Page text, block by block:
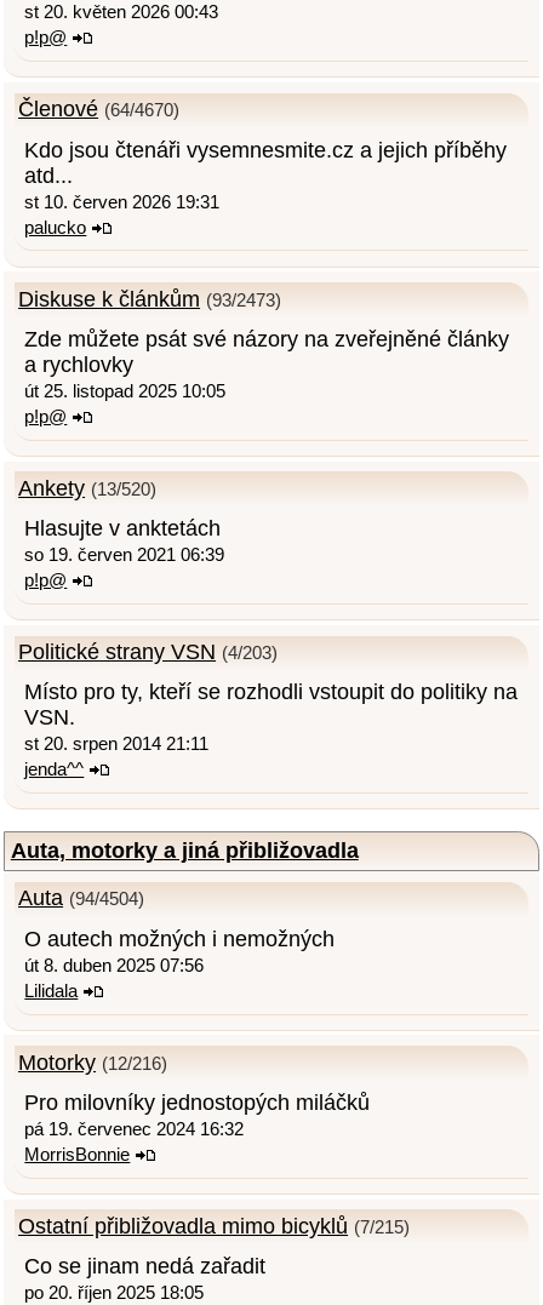
st 20. květen 2026 00:43
p!p@
Členové (64/4670)
Kdo jsou čtenáři vysemnesmite.cz a jejich příběhy
atd...
st 10. červen 2026 19:31
palucko
Diskuse k článkům (93/2473)
Zde můžete psát své názory na zveřejněné články
a rychlovky
út 25. listopad 2025 10:05
p!p@
Ankety (13/520)
Hlasujte v anktetách
so 19. červen 2021 06:39
p!p@
Politické strany VSN (4/203)
Místo pro ty, kteří se rozhodli vstoupit do politiky na
VSN.
st 20. srpen 2014 21:11
jenda^^
Auta, motorky a jiná přibližovadla
Auta (94/4504)
O autech možných i nemožných
út 8. duben 2025 07:56
Lilidala
Motorky (12/216)
Pro milovníky jednostopých miláčků
pá 19. červenec 2024 16:32
MorrisBonnie
Ostatní přibližovadla mimo bicyklů (7/215)
Co se jinam nedá zařadit
po 20. říjen 2025 18:05